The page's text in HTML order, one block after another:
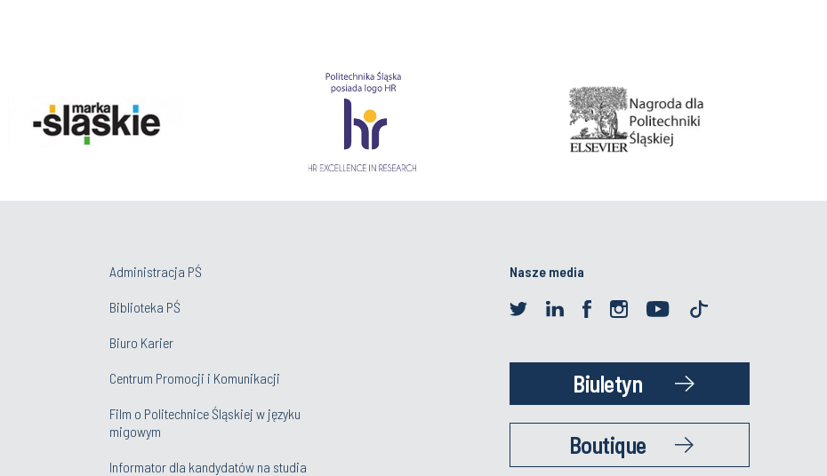
Administracja PŚ
Biblioteka PŚ
Biuro Karier
Centrum Promocji i Komunikacji
Film o Politechnice Śląskiej w języku
migowym
Informator dla kandydatów na studia
Nasze media
Biuletyn
Boutique